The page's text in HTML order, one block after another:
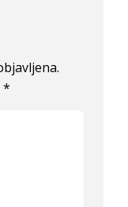
*